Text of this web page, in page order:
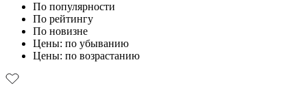
По популярности
По рейтингу
По новизне
Цены: по убыванию
Цены: по возрастанию